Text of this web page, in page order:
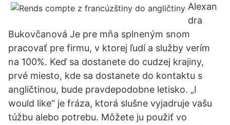
Alexan
dra
Bukovčanová Je pre mňa splneným snom
pracovať pre firmu, v ktorej ľudí a služby verím
na 100%. Keď sa dostanete do cudzej krajiny,
prvé miesto, kde sa dostanete do kontaktu s
angličtinou, bude pravdepodobne letisko. „I
would like“ je fráza, ktorá slušne vyjadruje vašu
túžbu alebo potrebu. Môžete ju použiť vo